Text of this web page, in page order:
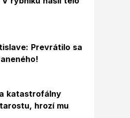
Prevrátilo sa
katastrofálny
hrozí mu